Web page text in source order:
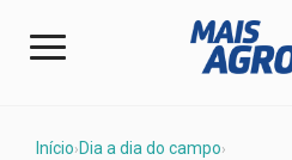
Início› Dia a dia do campo›